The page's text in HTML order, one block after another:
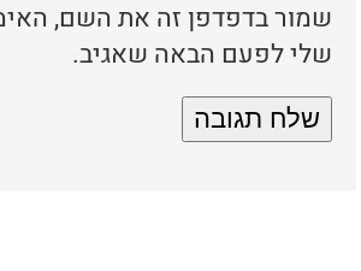
שמור בדפדפן זה את השם,
שלי לפעם הבאה שאגיב.